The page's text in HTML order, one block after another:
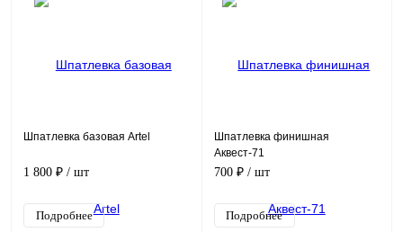
Шпатлевка базовая Artel
1 800 ₽ / шт
Подробнее
Шпатлевка финишная
Аквест-71
700 ₽ / шт
Подробнее